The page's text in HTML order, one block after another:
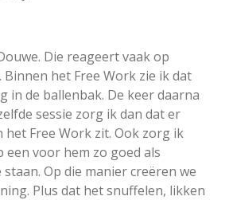
Die reageert vaak op
het Free Work zie ik dat
in de ballenbak. De keer daarna
sessie zorg ik dan dat er
het Free Work zit. Ook zorg ik
een voor hem zo goed als
Op die manier creëren we
Plus dat het snuffelen, likken